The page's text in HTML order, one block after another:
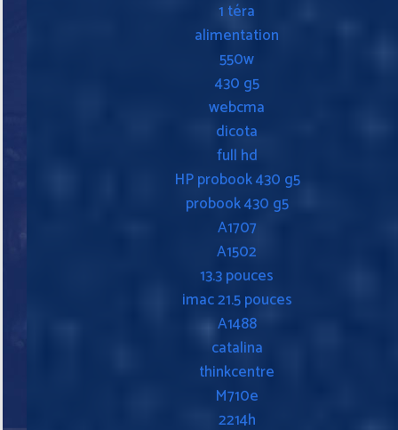
1 téra
alimentation
550w
430 g5
webcma
dicota
full hd
HP probook 430 g5
probook 430 g5
A1707
A1502
13.3 pouces
imac 21.5 pouces
A1488
catalina
thinkcentre
M710e
2214h